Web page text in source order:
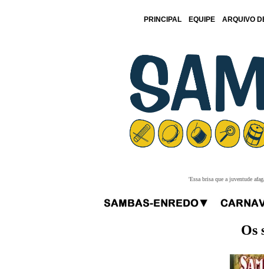
PRINCIPAL EQUIPE ARQUIVO
'Essa brisa que a juventude
Os